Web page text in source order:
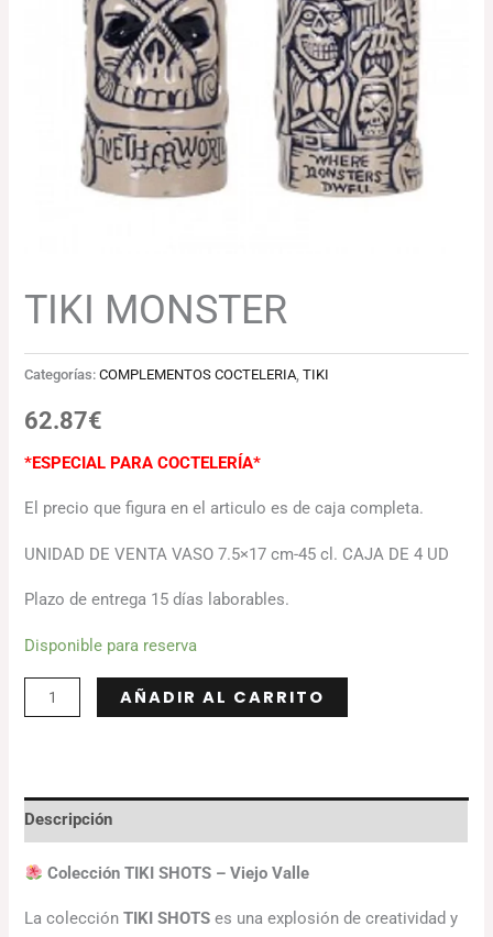
TIKI MONSTER
Categorías:COMPLEMENTOS COCTELERIA ,TIKI
62.87€
*ESPECIAL PARA COCTELERÍA*
El precio que figura en el articulo es de caja completa.
UNIDAD DE VENTA VASO 7.5×17 cm-45 cl. CAJA DE 4 UD
Plazo de entrega 15 días laborables.
Disponible para reserva
AÑADIR AL CARRITO
Descripción
Colección TIKI SHOTS – Viejo Valle
La colecciónTIKI SHOTS es una explosión de creatividad y